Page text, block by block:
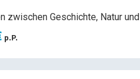
zwischen Geschichte, Natur und
p.P.